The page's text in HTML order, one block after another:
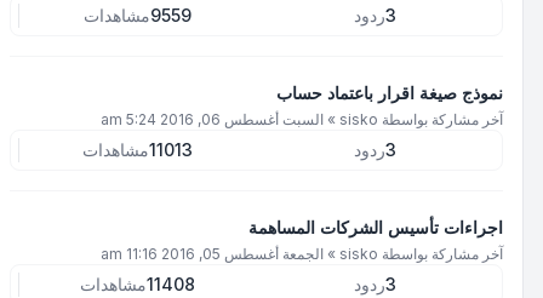
ردود 9559مشاهدات
نموذج صيغة اقرار باعتماد حساب
آخر مشاركة بواسطةsisko
»السبت أغسطس 06, 2016 5:24 am
ردود 11013مشاهدات
اجراءات تأسيس الشركات المساهمة
آخر مشاركة بواسطةsisko
»الجمعة أغسطس 05, 2016 11:16 am
ردود 11408مشاهدات